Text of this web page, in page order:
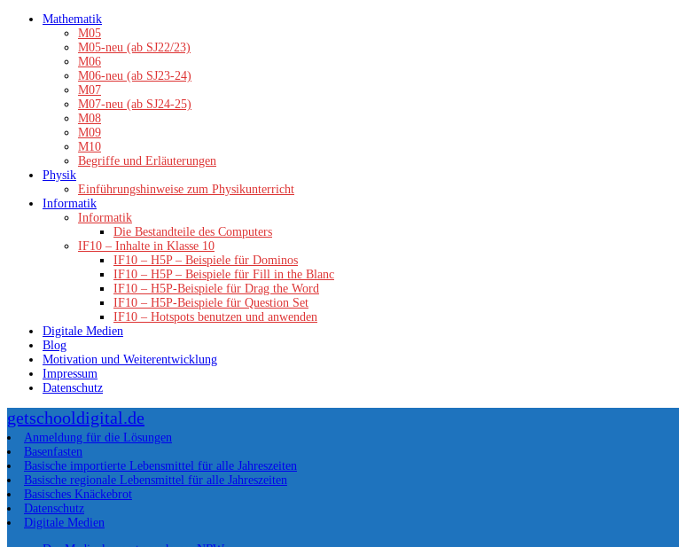
Zum
Mathematik
M05
M05-neu (ab SJ22/23)
M06
M06-neu (ab SJ23-24)
M07
M07-neu (ab SJ24-25)
M08
M09
M10
Begriffe und Erläuterungen
Physik
Einführungshinweise zum Physikunterricht
Informatik
Informatik
Die Bestandteile des Computers
IF10 – Inhalte in Klasse 10
IF10 – H5P – Beispiele für Dominos
IF10 – H5P – Beispiele für Fill in the Blanc
IF10 – H5P-Beispiele für Drag the Word
IF10 – H5P-Beispiele für Question Set
IF10 – Hotspots benutzen und anwenden
Digitale Medien
Blog
Motivation und Weiterentwicklung
Impressum
Datenschutz
getschooldigital.de
Anmeldung für die Lösungen
Basenfasten
Basische importierte Lebensmittel für alle Jahreszeiten
Basische regionale Lebensmittel für alle Jahreszeiten
Basisches Knäckebrot
Datenschutz
Digitale Medien